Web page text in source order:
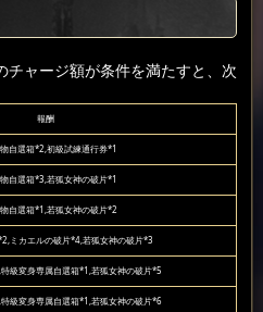
チャージ額が条件を満たすと、次
報酬
自選箱*2,初級試練通行券*1
自選箱*3,若狐女神の破片*1
自選箱*1,若狐女神の破片*2
ミカエルの破片*4,若狐女神の破片*3
級変身専属自選箱*1,若狐女神の破片*5
級変身専属自選箱*1,若狐女神の破片*6